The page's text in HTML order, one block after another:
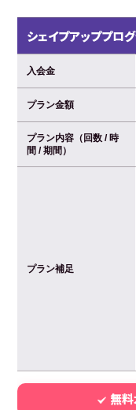
シェイプアッププロ
入会金
プラン金額
プラン内容（回数 / 時
間 / 期間）
プラン補足
無